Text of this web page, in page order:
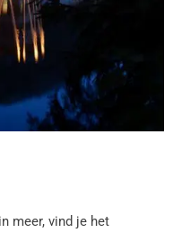
meer, vind je het